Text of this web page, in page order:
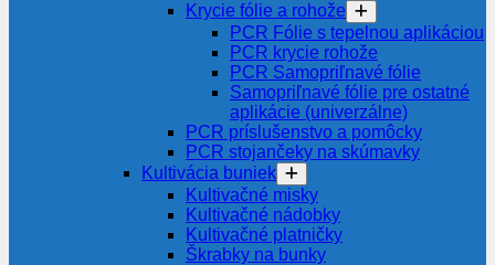
Krycie fólie a rohože
PCR Fólie s tepelnou aplikáciou
PCR krycie rohože
PCR Samopriľnavé fólie
Samopriľnavé fólie pre ostatné
aplikácie (univerzálne)
PCR príslušenstvo a pomôcky
PCR stojančeky na skúmavky
Kultivácia buniek
Kultivačné misky
Kultivačné nádobky
Kultivačné platničky
Škrabky na bunky